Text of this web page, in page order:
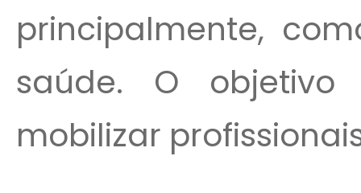
principalmente,
saúde. O objetivo
mobilizar